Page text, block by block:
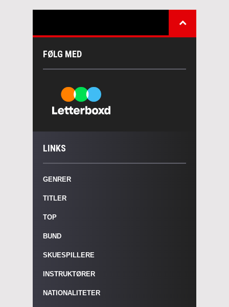
FØLG MED
LINKS
GENRER
TITLER
TOP
BUND
SKUESPILLERE
INSTRUKTØRER
NATIONALITETER